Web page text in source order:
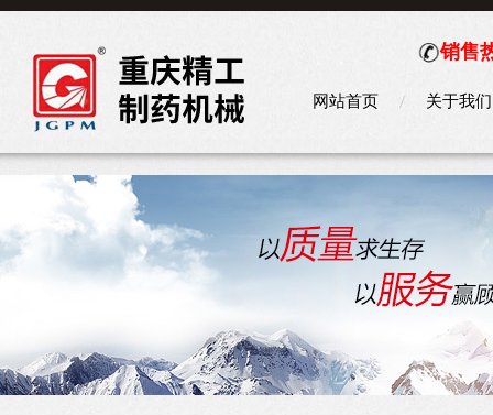
销售
网站首页 关于我们